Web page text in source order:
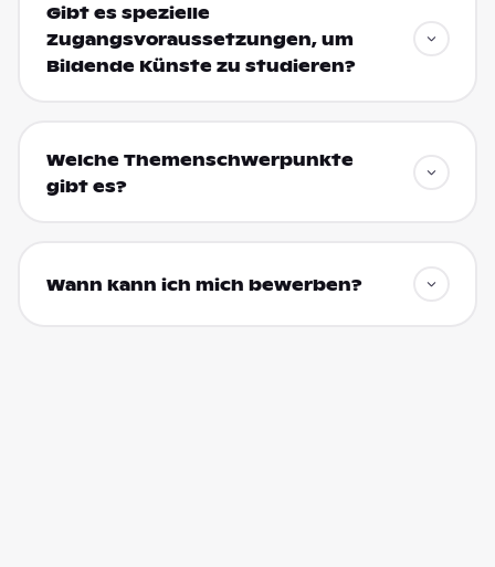
Gibt es spezielle
Zugangsvoraussetzungen, um
Bildende Künste zu studieren?
Welche Themenschwerpunkte
gibt es?
Wann kann ich mich bewerben?